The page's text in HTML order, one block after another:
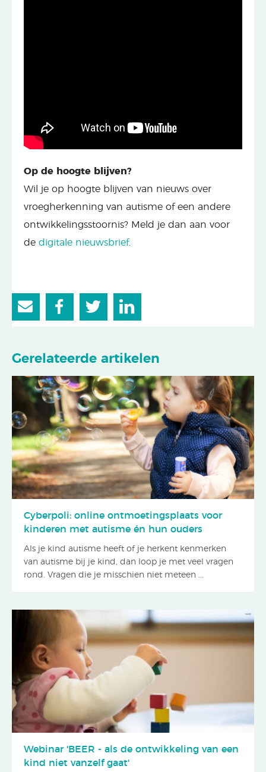
Op de hoogte blijven?
Wil je op hoogte blijven van nieuws over
vroegherkenning van autisme of een andere
ontwikkelingsstoornis? Meld je dan aan voor
de digitale nieuwsbrief.
Gerelateerde artikelen
Cyberpoli: online ontmoetingsplaats voor
kinderen met autisme én hun ouders
Als je kind autisme heeft of je herkent kenmerken
van autisme bij je kind, dan loop je met veel vragen
rond. Vragen die je misschien niet meteen ...
Webinar 'BEER - als de ontwikkeling van een
kind niet vanzelf gaat'